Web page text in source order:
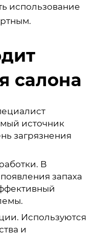
использование
салона
источник
загрязнения
В
запаха
Используются
и